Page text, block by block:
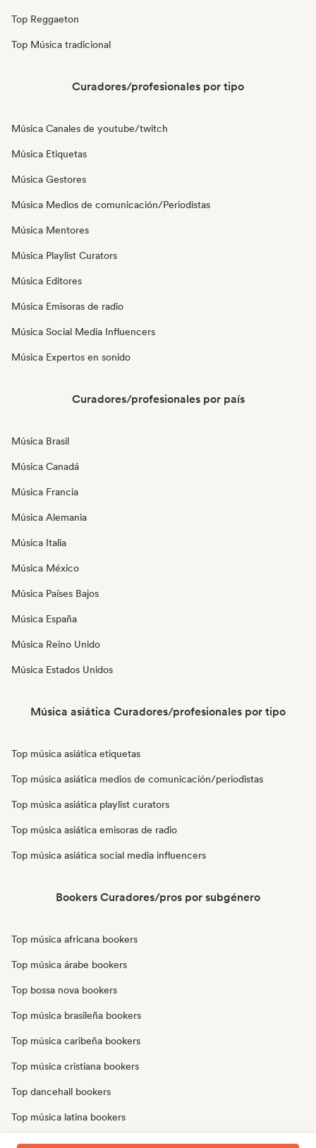
Top Reggaeton
Top Música tradicional
Curadores/profesionales por tipo
Música Canales de youtube/twitch
Música Etiquetas
Música Gestores
Música Medios de comunicación/Periodistas
Música Mentores
Música Playlist Curators
Música Editores
Música Emisoras de radio
Música Social Media Influencers
Música Expertos en sonido
Curadores/profesionales por país
Música Brasil
Música Canadá
Música Francia
Música Alemania
Música Italia
Música México
Música Países Bajos
Música España
Música Reino Unido
Música Estados Unidos
Música asiática Curadores/profesionales por tipo
Top música asiática etiquetas
Top música asiática medios de comunicación/periodistas
Top música asiática playlist curators
Top música asiática emisoras de radio
Top música asiática social media influencers
Bookers Curadores/pros por subgénero
Top música africana bookers
Top música árabe bookers
Top bossa nova bookers
Top música brasileña bookers
Top música caribeña bookers
Top música cristiana bookers
Top dancehall bookers
Top música latina bookers
Top música oriental bookers